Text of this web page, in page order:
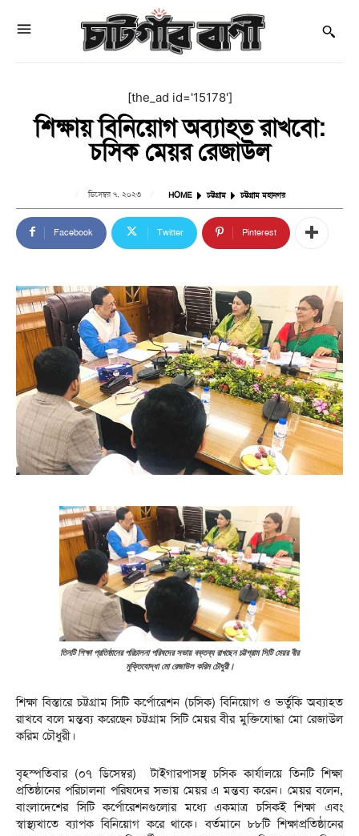
[the_ad id='15178']
শিক্ষায় বিনিয়োগ অব্যাহত রাখবো:
চসিক মেয়র রেজাউল
ডিসেম্বর ৭, ২০২৩ HOME চট্টগ্রাম চট্টগ্রাম মহানগর
Facebook Twitter Pinterest
তিনটি শিক্ষা প্রতিষ্ঠানের পরিচালনা পরিষদের সভায় বক্তব্য রাখছেন চট্টগ্রাম সিটি মেয়র বীর
মুক্তিযোদ্ধা মো রেজাউল করিম চৌধুরী।
শিক্ষা বিস্তারে চট্টগ্রাম সিটি কর্পোরেশন (চসিক) বিনিয়োগ ও ভর্তুকি অব্যাহত
রাখবে বলে মন্তব্য করেছেন চট্টগ্রাম সিটি মেয়র বীর মুক্তিযোদ্ধা মো রেজাউল
করিম চৌধুরী।
বৃহস্পতিবার (০৭ ডিসেম্বর) টাইগারপাসস্থ চসিক কার্যালয়ে তিনটি শিক্ষা
প্রতিষ্ঠানের পরিচালনা পরিষদের সভায় মেয়র এ মন্তব্য করেন। মেয়র বলেন,
বাংলাদেশের সিটি কর্পোরেশনগুলোর মধ্যে একমাত্র চসিকই শিক্ষা এবং
স্বাস্থ্যখাতে ব্যাপক বিনিয়োগ করে থাকে। বর্তমানে ৮৮টি শিক্ষাপ্রতিষ্ঠানের